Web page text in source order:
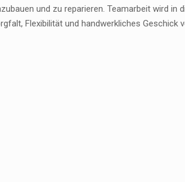
und zu reparieren. Teamarbeit wird in
Flexibilität und handwerkliches Geschick